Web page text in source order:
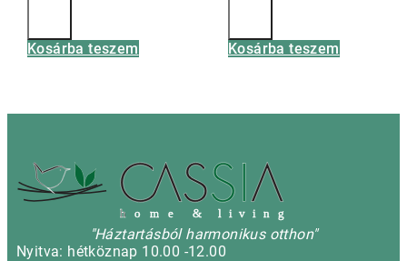
Kosárba teszem Kosárba teszem
h o m e & l i v i n g
"Háztartásból harmonikus otthon"
Nyitva: hétköznap 10.00 -12.00